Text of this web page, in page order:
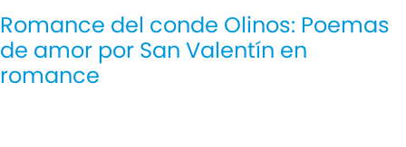
Romance del conde Olinos: Poemas
de amor por San Valentín en
romance